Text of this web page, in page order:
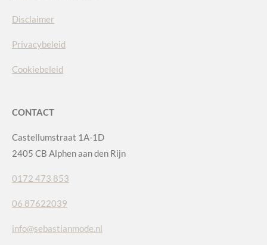
Disclaimer
Privacybeleid
Cookiebeleid
CONTACT
Castellumstraat 1A-1D
2405 CB Alphen aan den Rijn
0172 473 853
06 87622039
info@sebastianmode.nl